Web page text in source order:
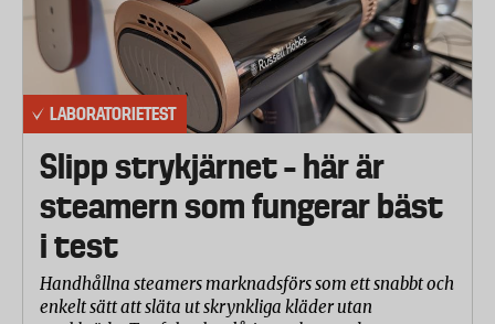
LABORATORIETEST
Slipp strykjärnet – här är
steamern som fungerar bäst
i test
Handhållna steamers marknadsförs som ett snabbt och
enkelt sätt att släta ut skrynkliga kläder utan